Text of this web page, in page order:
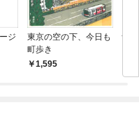
ジ
東京の空の下、今日も
町歩き
1,595
ザ